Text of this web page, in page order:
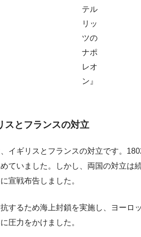
テル
リッ
ツの
ナポ
レオ
ン』
スとフランスの対立
イギリスとフランスの対立です。
ていました。しかし、両国の対立は
宣戦布告しました。
するため海上封鎖を実施し、ヨーロ
圧力をかけました。